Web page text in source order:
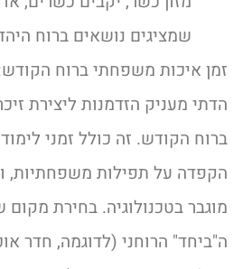
שמציגים נושאים ברוח
זמן איכות משפחתי ברוח
הדתי מעניק הזדמנות ליצירת
ברוח הקודש. זה כולל זמני
הקפדה על תפילות משפחתיות,
מוגבר בטכנולוגיה. בחירת
ה"ביחד" הרוחני (לדוגמה, חדר